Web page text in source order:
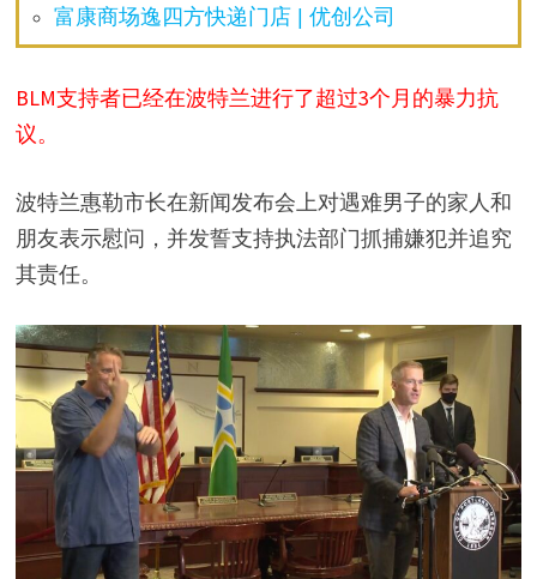
富康商场逸四方快递门店 | 优创公司
BLM支持者已经在波特兰进行了超过3个月的暴力抗
议。
波特兰惠勒市长在新闻发布会上对遇难男子的家人和
朋友表示慰问，并发誓支持执法部门抓捕嫌犯并追究
其责任。